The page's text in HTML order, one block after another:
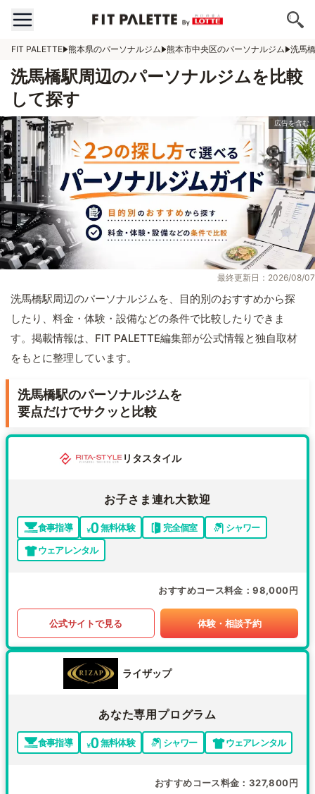
FIT PALETTE 熊本県のパーソナルジム 熊本市中央区のパーソナルジム 洗馬
洗馬橋駅周辺のパーソナルジムを比較
して探す
最終更新日：2026/08/07
洗馬橋駅周辺のパーソナルジムを、目的別のおすすめから探
したり、料金・体験・設備などの条件で比較したりできま
す。掲載情報は、FIT PALETTE編集部が公式情報と独自取材
をもとに整理しています。
洗馬橋駅のパーソナルジムを
要点だけでサクッと比較
リタスタイル
お子さま連れ大歓迎
食事指導 無料体験 完全個室
シャワー
ウェアレンタル
おすすめコース料金 98,000円
公式サイトで見る 体験・相談予約
ライザップ
あなた専用プログラム
食事指導 無料体験 シャワー ウェアレンタル
おすすめコース料金 327,800円